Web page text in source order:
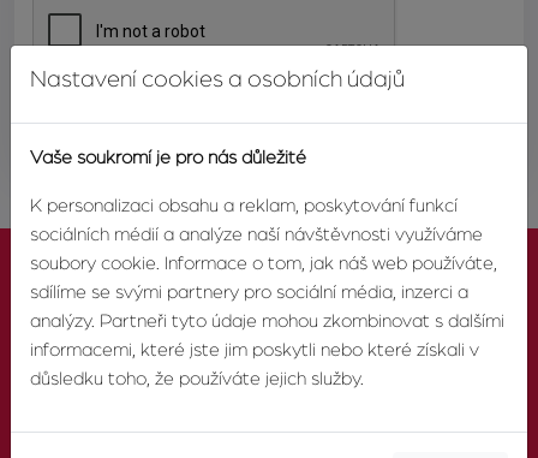
KONTAKTUJTE NÁS
Nastavení cookies a osobních údajů
Vaše soukromí je pro nás důležité
K personalizaci obsahu a reklam, poskytování funkcí
sociálních médií a analýze naší návštěvnosti využíváme
soubory cookie. Informace o tom, jak náš web používáte,
sdílíme se svými partnery pro sociální média, inzerci a
analýzy. Partneři tyto údaje mohou zkombinovat s dalšími
informacemi, které jste jim poskytli nebo které získali v
důsledku toho, že používáte jejich služby.